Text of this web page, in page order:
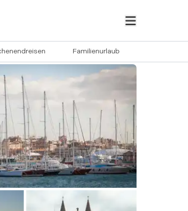
Familienurlaub